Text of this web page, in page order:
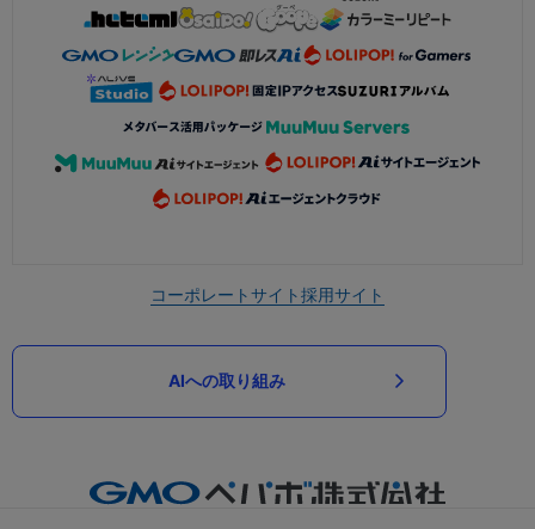
コーポレートサイト採用サイト
AIへの取り組み